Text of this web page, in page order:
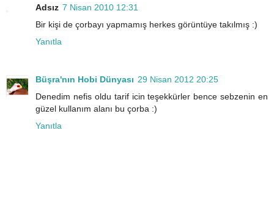
Adsız 7 Nisan 2010 12:31
Bir kişi de çorbayı yapmamış herkes görüntüye takılmış :)
Yanıtla
Büşra'nın Hobi Dünyası 29 Nisan 2012 20:25
Denedim nefis oldu tarif icin teşekkürler bence sebzenin en
güzel kullanım alanı bu çorba :)
Yanıtla